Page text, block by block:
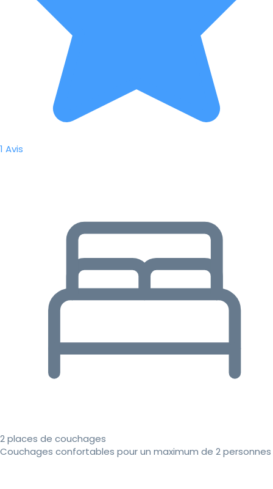
1 Avis
2 places de couchages
Couchages confortables pour un maximum de 2 personnes